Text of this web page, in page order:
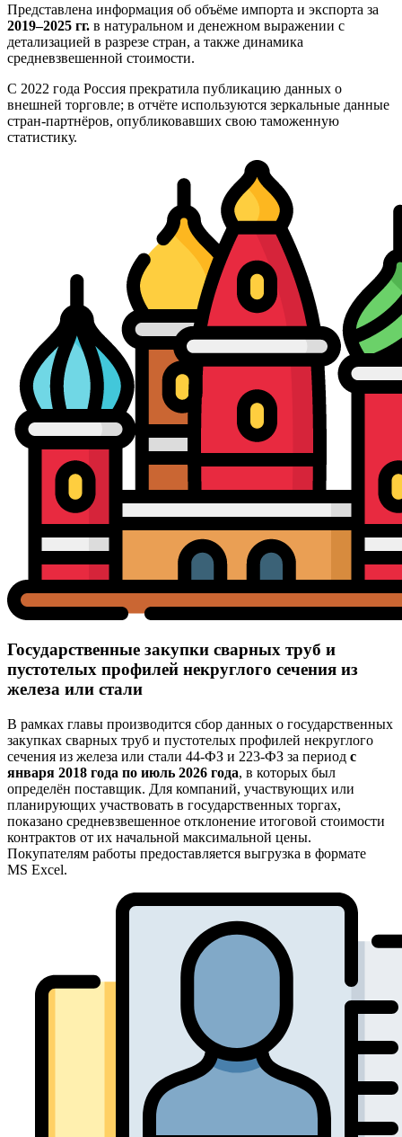
Представлена информация об объёме импорта и экспорта за
2019–2025 гг. в натуральном и денежном выражении с
детализацией в разрезе стран, а также динамика
средневзвешенной стоимости.
С 2022 года Россия прекратила публикацию данных о
внешней торговле; в отчёте используются зеркальные данные
стран-партнёров, опубликовавших свою таможенную
статистику.
Государственные закупки сварных труб и
пустотелых профилей некруглого сечения из
железа или стали
В рамках главы производится сбор данных о государственных
закупках сварных труб и пустотелых профилей некруглого
сечения из железа или стали 44-ФЗ и 223-ФЗ за период с
января 2018 года по июль 2026 года, в которых был
определён поставщик. Для компаний, участвующих или
планирующих участвовать в государственных торгах,
показано средневзвешенное отклонение итоговой стоимости
контрактов от их начальной максимальной цены.
Покупателям работы предоставляется выгрузка в формате
MS Excel.